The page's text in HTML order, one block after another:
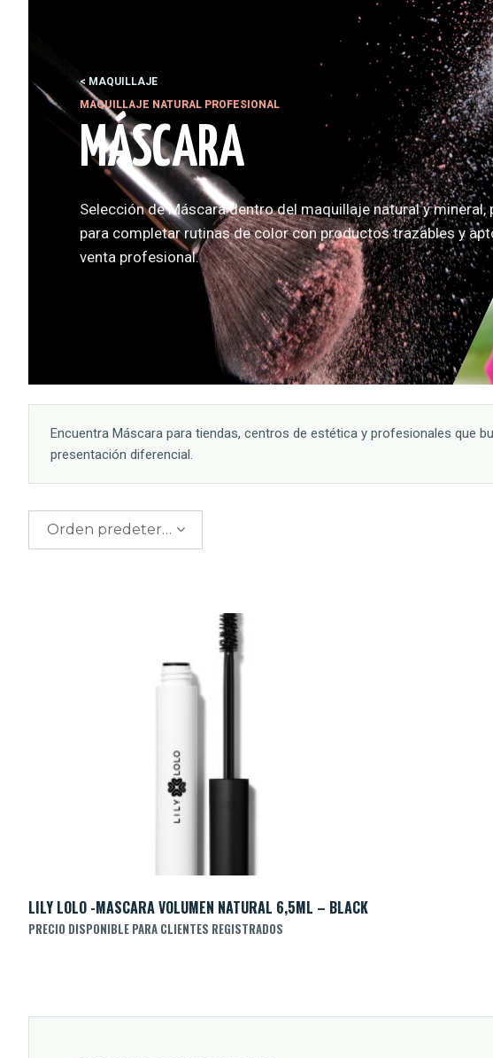
MAQUILLAJE
MAQUILLAJE NATURAL PROFESIONAL
MÁSCARA
Selección de Máscara dentro del maquillaje natural y mineral,
para completar rutinas de color con productos trazables y
venta profesional.
Encuentra Máscara para tiendas, centros de estética y profesionales que
presentación diferencial.
Orden predeterminado
LILY LOLO -MASCARA VOLUMEN NATURAL 6,5ML – BLACK
PRECIO DISPONIBLE PARA CLIENTES REGISTRADOS